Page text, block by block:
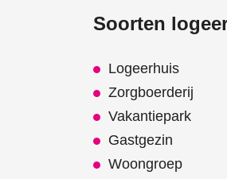
Soorten
Logeerhuis
Zorgboerderij
Vakantiepark
Gastgezin
Woongroep